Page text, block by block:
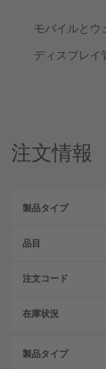
モバイルとウ
ディスプレイ
注文情報
品
プ
品